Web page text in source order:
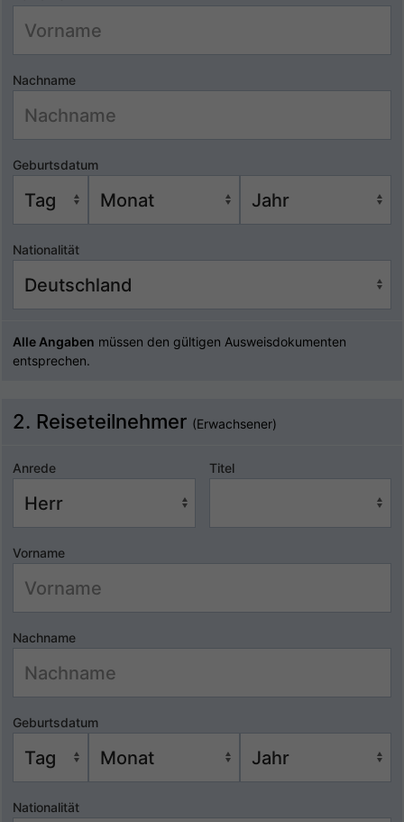
Nachname
Geburtsdatum
Nationalität
Alle Angaben müssen den gültigen Ausweisdokumenten
entsprechen.
2. Reiseteilnehmer (Erwachsener)
Anrede Titel
Vorname
Nachname
Geburtsdatum
Nationalität